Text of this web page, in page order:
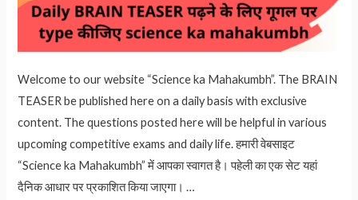
Welcome to our website “Science ka Mahakumbh”. The BRAIN
TEASER be published here on a daily basis with exclusive
content. The questions posted here will be helpful in various
upcoming competitive exams and daily life. हमारी वेबसाइट
“Science ka Mahakumbh” में आपका स्वागत है। पहेली का एक सेट यहां
दैनिक आधार पर प्रकाशित किया जाएगा। …